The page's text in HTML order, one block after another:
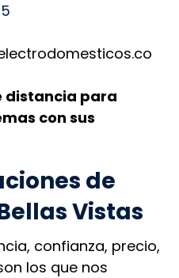
distancia para
con sus
de
Vistas
confianza, precio,
los que nos